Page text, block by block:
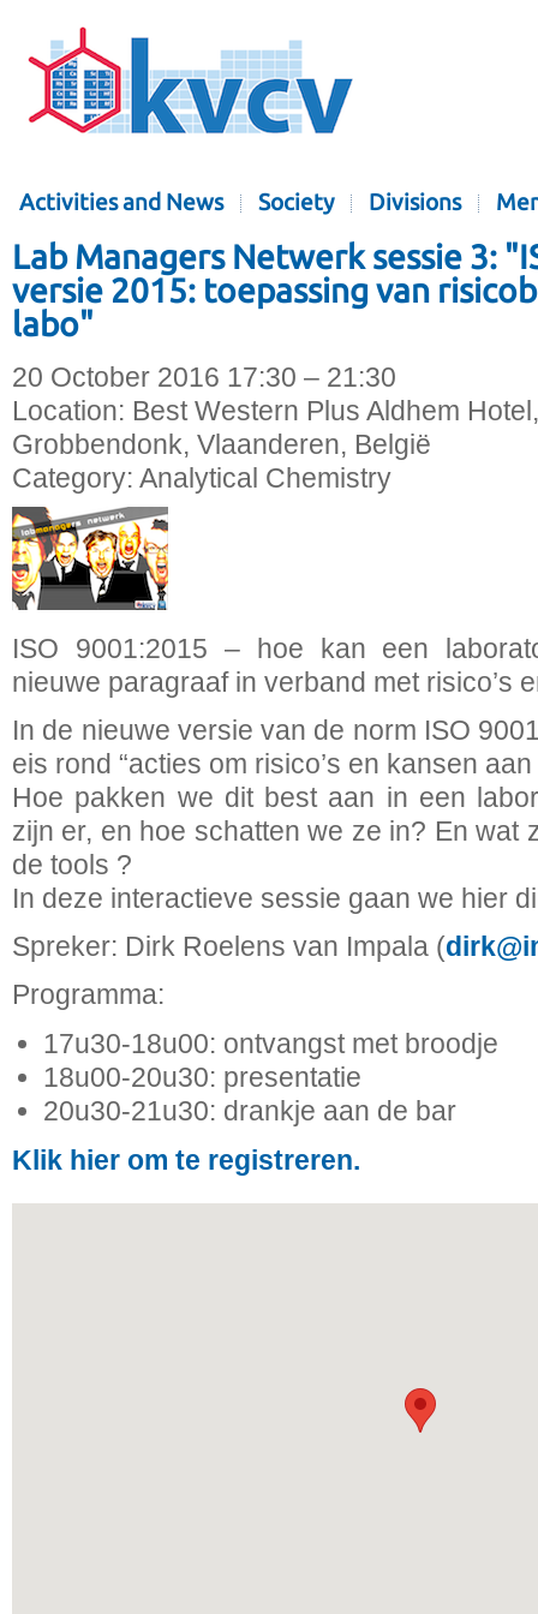
Activities and News Society Divisions
Lab Managers Netwerk sessie 3:
versie 2015: toepassing van
labo"
20 October 2016 17:30 – 21:30
Location: Best Western Plus Aldhem
Grobbendonk, Vlaanderen, België
Category: Analytical Chemistry
ISO 9001:2015 – hoe kan een
nieuwe paragraaf in verband met risico’s
In de nieuwe versie van de norm ISO
eis rond “acties om risico’s en kansen
Hoe pakken we dit best aan in een
zijn er, en hoe schatten we ze in? En wat
de tools ?
In deze interactieve sessie gaan we hier
Spreker: Dirk Roelens van Impala (
Programma:
17u30-18u00: ontvangst met broodje
18u00-20u30: presentatie
20u30-21u30: drankje aan de bar
Klik hier om te registreren.